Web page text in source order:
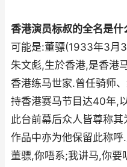
香港演员标叔的全名是什
可能是:董骠(1933年3月
朱文彪,生於香港,是香港
香港练马世家.曾任骑师
持香港赛马节目达40年,
此台前幕后众人皆尊称
作品中亦为他保留此称
董骠,你唔系;我讲马,你要